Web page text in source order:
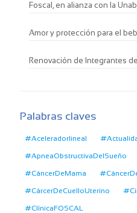
Foscal, en alianza con la Unab
Amor y protección para el
Renovación de Integrantes
Palabras claves
#Aceleradorlineal
#ApneaObstructivaDelSueño
#CáncerDeMama
#CárcerDeCuelloUterino
#ClínicaFOSCAL